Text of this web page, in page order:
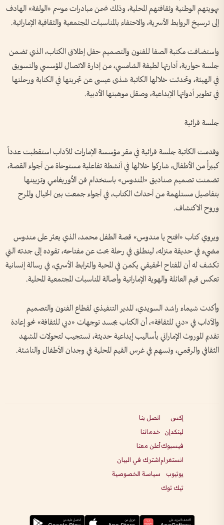
بهويتهم الوطنية وثقافتهم المحلية، وذلك ضمن مبادرات موسم «الولفة» الهادف
إلى ترسيخ الروابط الأسرية، والاحتفاء بالمناسبات المجتمعية والثقافية الإماراتية.
واستضافت مكتبة الصفا للفنون والتصميم حفل إطلاق الكتاب، الذي تضمن
جلسة حوارية، أدارتها لطيفة الشامسي، من إدارة الاتصال المؤسسي والتسويق
في الهيئة، وتحدثت خلالها الكاتبة شذى عيسى عن تجربتها في الكتابة ورحلتها
في تطوير أدواتها الإبداعية، وصقل موهبتها الأدبية.
جلسة قرائية
وقدمت الكاتبة جلسة قرائية في مقر مؤسسة الإمارات للآداب استقطبت عدداً
كبيراً من الأطفال، شاركوا خلالها في أنشطة تفاعلية مستوحاة من أجواء القصة،
تضمنت تصميم صناديق «المندوس» باستخدام فن الأوريغامي وتزيينها
بتفاصيل مستلهمة من أحداث الكتاب، في أجواء جمعت بين الخيال والمرح
وروح الاكتشاف.
ويروي كتاب «افتح يا مندوس» قصة الطفل محمد، الذي يعثر على مندوس
مضيء في حديقة منزله، لينطلق في رحلة بحث عن مفتاحه، تقوده إلى جدته التي
تكشف له أن المفتاح الحقيقي يكمن في المحبة والترابط الأسري، في رسالة إنسانية
تعكس قيم العائلة والهوية الإماراتية وأصالة المناسبات المجتمعية المحلية.
وأكدت شيماء راشد السويدي، المدير التنفيذي لقطاع الفنون والتصميم
والآداب في «دبي للثقافة»، أن الكتاب يجسد توجهات «دبي للثقافة» نحو إعادة
تقديم الموروث الإماراتي بأساليب إبداعية حديثة، تستجيب لتحولات المشهد
الثقافي والرقمي، وتسهم في غرس القيم المحلية في وجدان الأطفال والناشئة.
إكس
لينكدإن
فيسبوك
انستغرام
يوتيوب
تيك توك
اتصل بنا
خدماتنا
أعلن معنا
اشترك في البيان
سياسة الخصوصية